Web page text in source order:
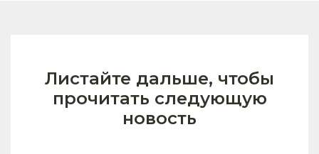
Листайте дальше, чтобы
прочитать следующую
новость